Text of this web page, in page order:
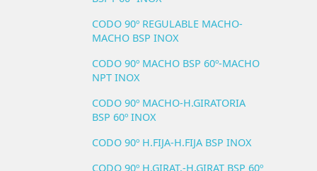
CODO 90º REGULABLE MACHO-
MACHO BSP INOX
CODO 90º MACHO BSP 60º-MACHO
NPT INOX
CODO 90º MACHO-H.GIRATORIA
BSP 60º INOX
CODO 90º H.FIJA-H.FIJA BSP INOX
CODO 90º H.GIRAT.-H.GIRAT BSP 60º